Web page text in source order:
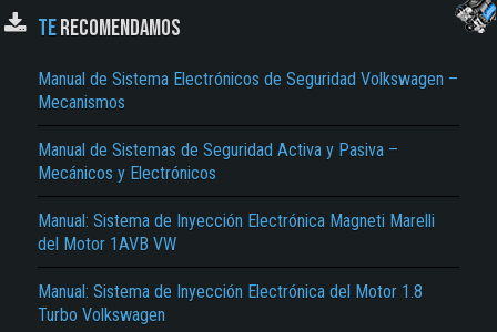
TERECOMENDAMOS
Manual de Sistema Electrónicos de Seguridad Volkswagen –
Mecanismos
Manual de Sistemas de Seguridad Activa y Pasiva –
Mecánicos y Electrónicos
Manual: Sistema de Inyección Electrónica Magneti Marelli
del Motor 1AVB VW
Manual: Sistema de Inyección Electrónica del Motor 1.8
Turbo Volkswagen
El Título es incorrecto según el contenido.
No carga o no se visualiza el contenido.